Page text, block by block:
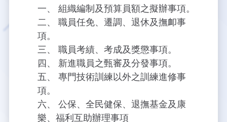
五十週年紀念專區
五十週年紀念影片
五十週年紀念專刊
回顧照片展
近10年活動成果及花絮
如何加入我們
服務進化史
服務介紹
服務進化史
安全管理
安全管理介紹
安全管理進化史
總臺長與民有約
民意論壇
問卷調查
氣象資料申辦
氣象報文歷史資料
航空氣象曙暮光資訊
常見問答
雙語詞彙
無障礙服務
無障礙設施
辦公室樓層分配圖
相關連結
交通部暨所屬機關
國內機場
航空公司
飛航服務相關網站
計畫簡介
設計概念
建築工程
塔臺自動化系統
公共藝術設置
主動公開資訊
法律、法規及行政規則
行政指導有關文書
施政計畫
業務統計
為民服務考核專區
提升服務品質執行辦法
績效業務實施計畫
推行電話禮貌運動實施計畫
性別平等專區
相關法規
CEDAW專區
檔案管理專區
機關檔案目錄查詢
政風園地
組織編制及預算員額之擬辦事項。
職員任免、遷調、退休及撫卹事
項。
職員考績、考成及獎懲事項。
新進職員之甄審及分發事項。
專門技術訓練以外之訓練進修事
項。
公保、全民健保、退撫基金及康
樂、福利互助辦理事項